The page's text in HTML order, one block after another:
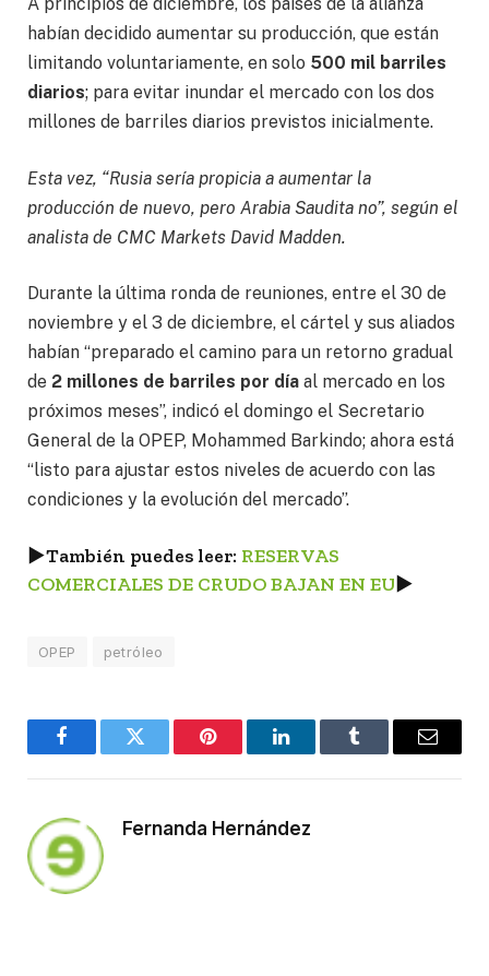
habían decidido aumentar su producción, que están
limitando voluntariamente, en solo 500 mil barriles
diarios; para evitar inundar el mercado con los dos
millones de barriles diarios previstos inicialmente.
Esta vez, “Rusia sería propicia a aumentar la
producción de nuevo, pero Arabia Saudita no”, según el
analista de CMC Markets David Madden.
Durante la última ronda de reuniones, entre el 30 de
noviembre y el 3 de diciembre, el cártel y sus aliados
habían “preparado el camino para un retorno gradual
de 2 millones de barriles por día al mercado en los
próximos meses”, indicó el domingo el Secretario
General de la OPEP, Mohammed Barkindo; ahora está
“listo para ajustar estos niveles de acuerdo con las
condiciones y la evolución del mercado”.
►También puedes leer: RESERVAS
COMERCIALES DE CRUDO BAJAN EN EU►
OPEP petróleo
FacebookTwitter Pinterest LinkedInTumblr Email
Fernanda Hernández